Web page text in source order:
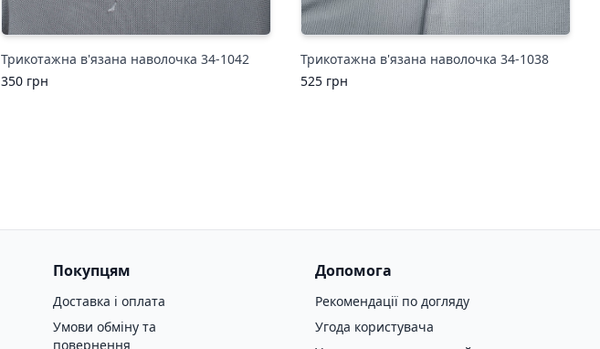
Трикотажна в'язана наволочка 34-1042
350 грн
Трикотажна в'язана наволочка 34-1038
525 грн
Покупцям
Доставка і оплата
Умови обміну та
повернення
Допомога
Рекомендації по догляду
Угода користувача